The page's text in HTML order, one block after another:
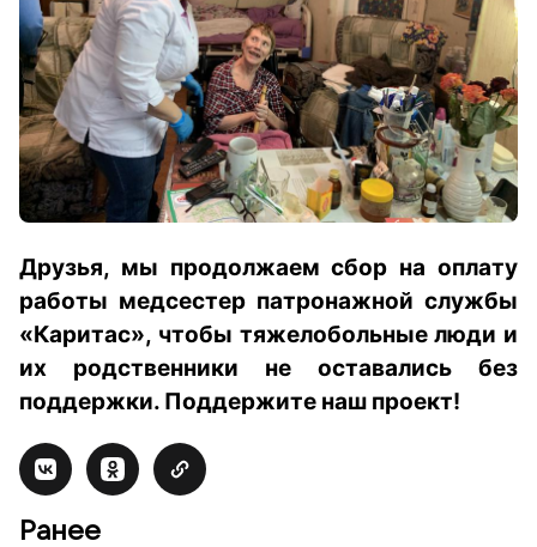
Друзья, мы продолжаем сбор на оплату
работы медсестер патронажной службы
«Каритас», чтобы тяжелобольныелюди и
их родственники не оставались без
поддержки. Поддержите наш проект!
Ранее